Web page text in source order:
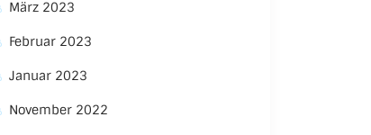
März 2023
Februar 2023
Januar 2023
November 2022